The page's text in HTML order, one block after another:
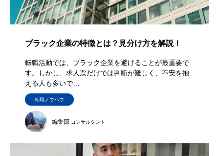
ブラック企業の特徴とは？見分け方を解説！
転職活動では、ブラック企業を避けることが最重要で
す。しかし、求人票だけでは判断が難しく、不安を抱
える人も多いで…
転職ノウハウ
編集部 コンサルタント